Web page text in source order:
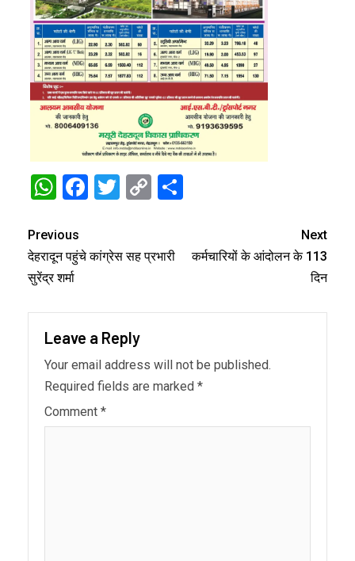
WhatsApp
Facebook
Twitter
Copy
Previous
देहरादून पहुंचे कांग्रेस सह प्रभारी
सुरेंद्र शर्मा
Next
कर्मचारियों के आंदोलन के 113
दिन
Leave a Reply
Your email address will not be published.
Required fields are marked *
Comment *